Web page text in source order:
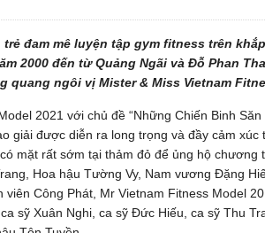
trẻ đam mê luyện tập gym fitness trên
2000 đến từ Quảng Ngãi và Đỗ Phan
quang ngôi vị Mister & Miss Vietnam
2021 với chủ đề “Những Chiến Binh
giải được diễn ra long trọng và đầy cảm xúc
mặt rất sớm tại thảm đỏ để ủng hộ
Hoa hậu Tường Vy, Nam vương Đặng
viên Công Phát, Mr Vietnam Fitness Model
sỹ Xuân Nghi, ca sỹ Đức Hiếu, ca sỹ Thu